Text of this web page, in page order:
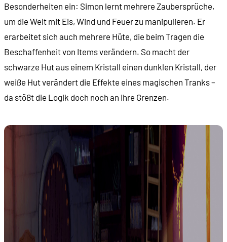
Besonderheiten ein: Simon lernt mehrere Zaubersprüche,
um die Welt mit Eis, Wind und Feuer zu manipulieren. Er
erarbeitet sich auch mehrere Hüte, die beim Tragen die
Beschaffenheit von Items verändern. So macht der
schwarze Hut aus einem Kristall einen dunklen Kristall, der
weiße Hut verändert die Effekte eines magischen Tranks –
da stößt die Logik doch noch an ihre Grenzen.